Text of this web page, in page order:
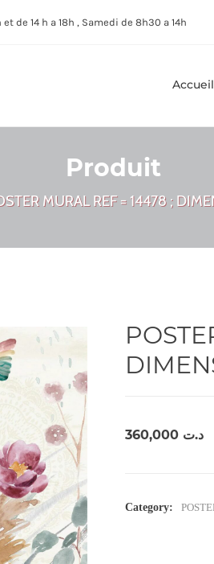
de 14 h a 18h , Samedi de 8h30 a 14h
Accueil
Produit
MURAL REF = 14478 ;
د.ت
Category: